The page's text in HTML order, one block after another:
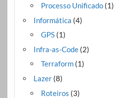
Processo Unificado(1)
Informática (4)
GPS(1)
Infra-as-Code(2)
Terraform(1)
Lazer(8)
Roteiros (3)